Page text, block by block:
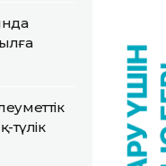
түлік